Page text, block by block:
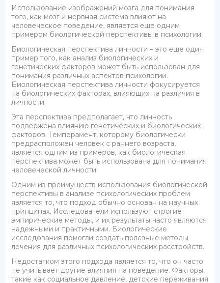
Использование изображений мозга для понимания
того, как мозг и нервная система влияют на
человеческое поведение, является еще одним
примером биологической перспективы в психологии.
Биологическая перспектива личности – это еще один
пример того, как анализ биологических и
генетических факторов может быть использован для
понимания различных аспектов психологии.
Биологическая перспектива личности фокусируется
на биологических факторах, влияющих на различия в
личности.
Эта перспектива предполагает, что личность
подвержена влиянию генетических и биологических
факторов. Темперамент, которому биологически
предрасположен человек с раннего возраста,
является одним из примеров, как биологическая
перспектива может быть использована для понимания
человеческой личности.
Одним из преимуществ использования биологической
перспективы в анализе психологических проблем
является то, что подход обычно основан на научных
принципах. Исследователи используют строгие
эмпирические методы, и их результаты часто являются
надежными и практичными. Биологические
исследования помогли создать полезные методы
лечения для различных психологических расстройств.
Недостатком этого подхода является то, что он часто
не учитывает другие влияния на поведение. Факторы,
такие как социальное давление, детские переживания